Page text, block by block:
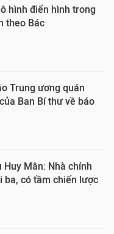
hình điển hình trong
theo Bác
Trung ương quán
Ban Bí thư về báo
Mân: Nhà chính
ba, có tầm chiến lược